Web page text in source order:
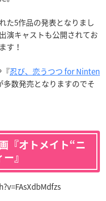
た5作品の発表となりまし
演キャストも公開されてお
す！
『忍び、恋うつつ for Ninten
数発売となりますのでそ
『オトメイト“ニ
』